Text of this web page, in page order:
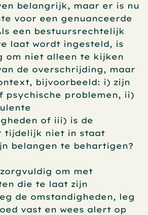
belangrijk, maar er is nu
voor een genuanceerde
een bestuursrechtelijk
laat wordt ingesteld, is
om niet alleen te kijken
de overschrijding, maar
bijvoorbeeld: i) zijn
psychische problemen, ii)
of iii) is de
tijdelijk niet in staat
belangen te behartigen?
om met
die te laat zijn
de omstandigheden, leg
vast en wees alert op